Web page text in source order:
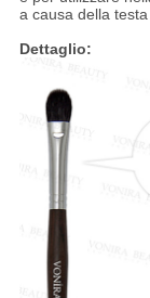
a causa della
Dettaglio: